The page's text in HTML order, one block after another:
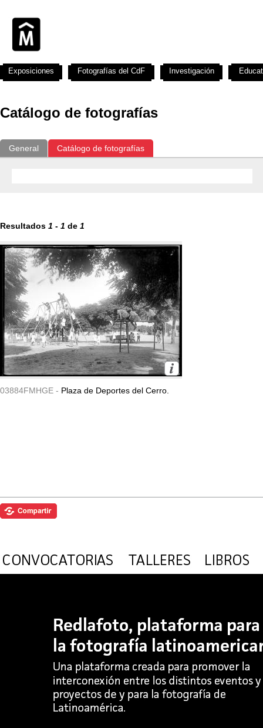
Catálogo de fotografías
General Catálogo de fotografías
Resultados 1 - 1 de 1
03884FMHGE - Plaza de Deportes del Cerro.
Exposiciones Fotografías del CdF Investigación